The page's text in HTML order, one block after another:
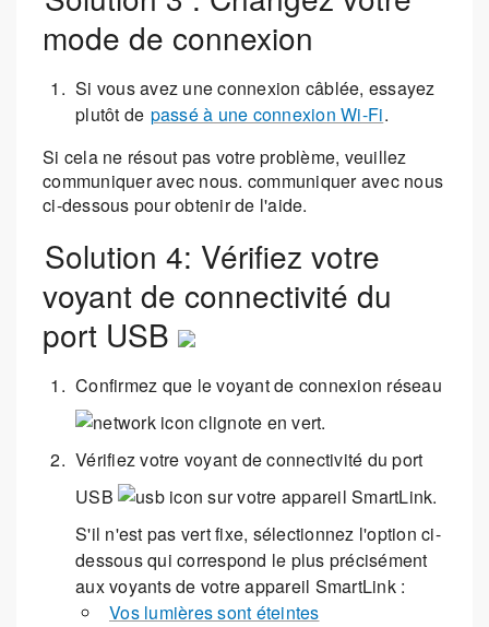
mode de connexion
Si vous avez une connexion câblée, essayez
plutôt de passé à une connexion Wi-Fi.
Si cela ne résout pas votre problème, veuillez
communiquer avec nous. communiquer avec nous
ci-dessous pour obtenir de l'aide.
Solution 4: Vérifiez votre
voyant de connectivité du
port USB
Confirmez que le voyant de connexion réseau
clignote en vert.
Vérifiez votre voyant de connectivité du port
USB
sur votre appareil SmartLink.
S'il n'est pas vert fixe, sélectionnez l'option ci-
dessous qui correspond le plus précisément
aux voyants de votre appareil SmartLink :
Vos lumières sont éteintes